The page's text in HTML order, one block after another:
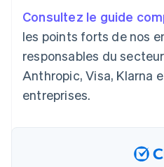
Consultez le guide
les points forts de nos
responsables du
Anthropic, Visa, Klarna
entreprises.